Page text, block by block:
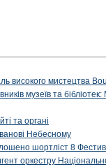
високого мистецтва
музеїв та
та органі
Небесному
шортліст 8
оркестру